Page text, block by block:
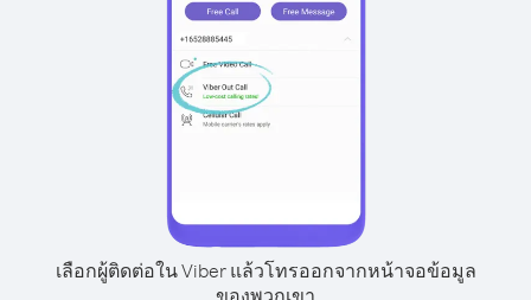
เลือกผู้ติดต่อใน Viber แล้วโทรออกจากหน้าจอข้อมูล
ของพวกเขา